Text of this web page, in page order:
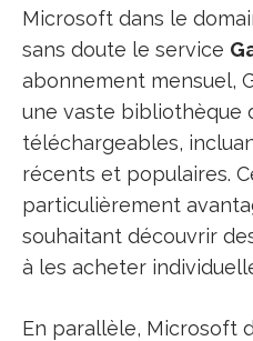
Microsoft dans le
sans doute le service
abonnement mensuel,
une vaste bibliothèque
téléchargeables,
récents et populaires.
particulièrement
souhaitant découvrir
à les acheter
En parallèle, Microsoft